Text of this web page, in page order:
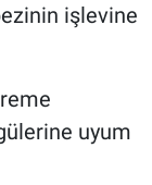
işlevine
uyum